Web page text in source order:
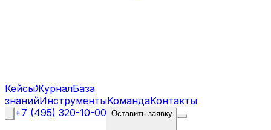
КейсыЖурналБаза
знанийИнструментыКомандаКонтакты
+7 (495) 320-10-00 Оставить заявку